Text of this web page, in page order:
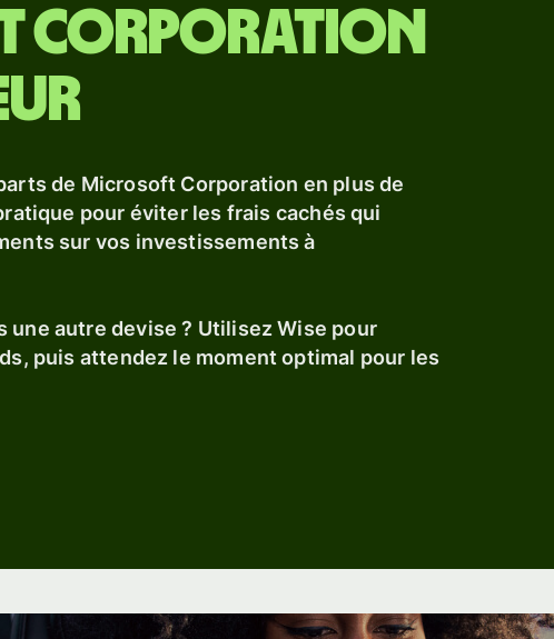
Corporation
de Microsoft Corporation en plus de
pour éviter les frais cachés qui
sur vos investissements à
une autre devise ? Utilisez Wise pour
puis attendez le moment optimal pour les